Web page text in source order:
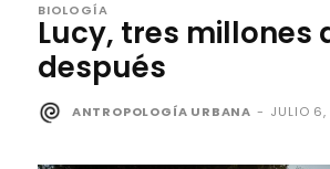
BIOLOGÍA
Lucy, tres millones
después
ANTROPOLOGÍA URBANA - JULIO